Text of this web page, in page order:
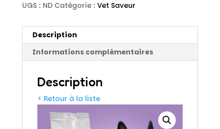
UGS : ND Catégorie : Vet Saveur
Description
Informations complémentaires
Description
< Retour à la liste